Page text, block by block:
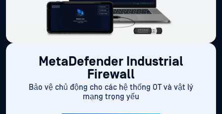
MetaDefender Industrial
Firewall
Bảo vệ chủ động cho các hệ thống OT và vật lý
mạng trọng yếu